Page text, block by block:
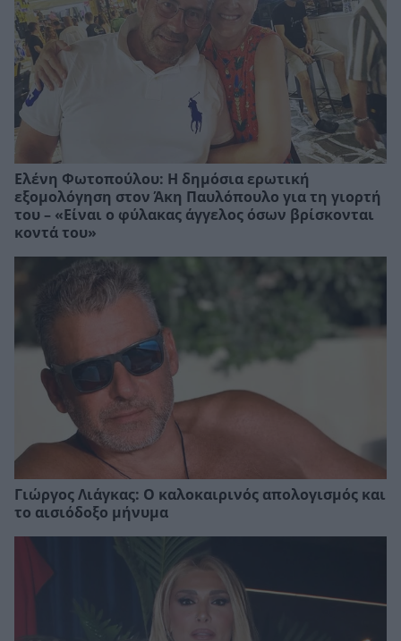
Ελένη Φωτοπούλου: Η δημόσια ερωτική
εξομολόγηση στον Άκη Παυλόπουλο για τη γιορτή
του – «Είναι ο φύλακας άγγελος όσων βρίσκονται
κοντά του»
Γιώργος Λιάγκας: Ο καλοκαιρινός απολογισμός και
το αισιόδοξο μήνυμα